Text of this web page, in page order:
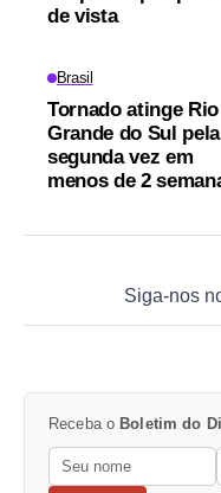
de vista
Brasil
Tornado atinge Rio
Grande do Sul pela
segunda vez em
menos de 2
Siga-nos
Receba o Boletim do